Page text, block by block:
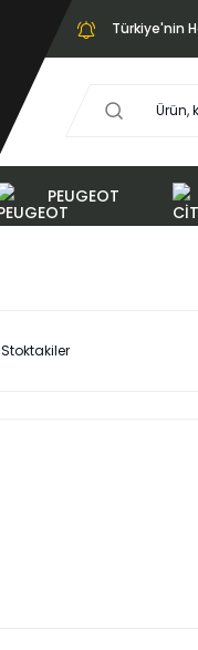
Türkiye'nin
PEUGEOT
Stoktakiler